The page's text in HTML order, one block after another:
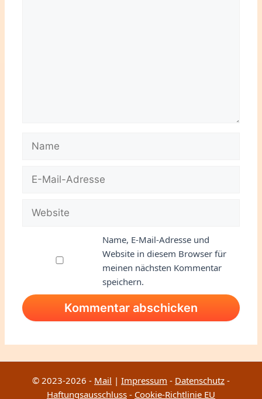
Mail-
Name, E-Mail-Adresse und
Website in diesem Browser für
meinen nächsten Kommentar
speichern.
© 2023-2026 - Mail | Impressum - Datenschutz -
Haftungsausschluss - Cookie-Richtlinie EU